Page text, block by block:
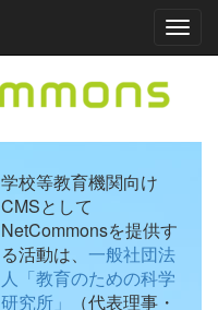
学校等教育機関向け
CMSとして
NetCommonsを提供す
る活動は、 一般社団法
人「教育のための科学
研究所」
（代表理事・